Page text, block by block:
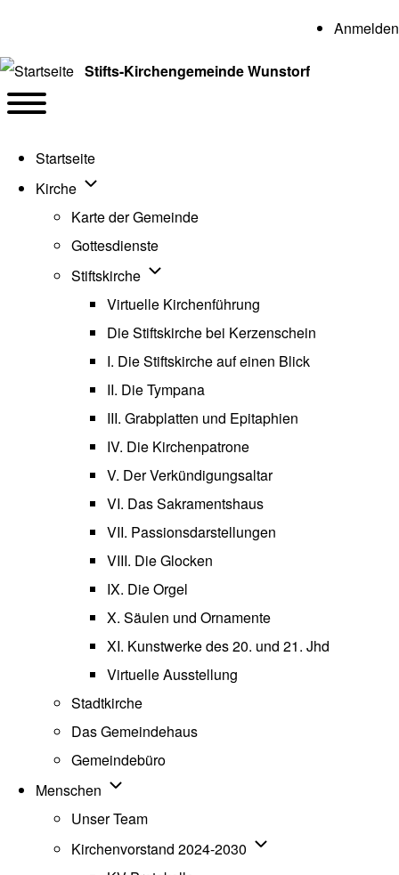
User
Anmelden
Stifts-Kirchengemeinde Wunstorf
Navigation
Startseite
Kirche Unternavigation von Kirche
Karte der Gemeinde
Gottesdienste
Stiftskirche Unternavigation von Stiftskirche
Virtuelle Kirchenführung
Die Stiftskirche bei Kerzenschein
I. Die Stiftskirche auf einen Blick
II. Die Tympana
III. Grabplatten und Epitaphien
IV. Die Kirchenpatrone
V. Der Verkündigungsaltar
VI. Das Sakramentshaus
VII. Passionsdarstellungen
VIII. Die Glocken
IX. Die Orgel
X. Säulen und Ornamente
XI. Kunstwerke des 20. und 21. Jhd
Virtuelle Ausstellung
Stadtkirche
Das Gemeindehaus
Gemeindebüro
Menschen Unternavigation von Menschen
Unser Team
Kirchenvorstand 2024-2030 Unternavigation von